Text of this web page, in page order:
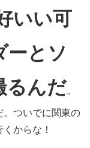
いい可
ーとソ
るんだ。
。ついでに関東の
からな！